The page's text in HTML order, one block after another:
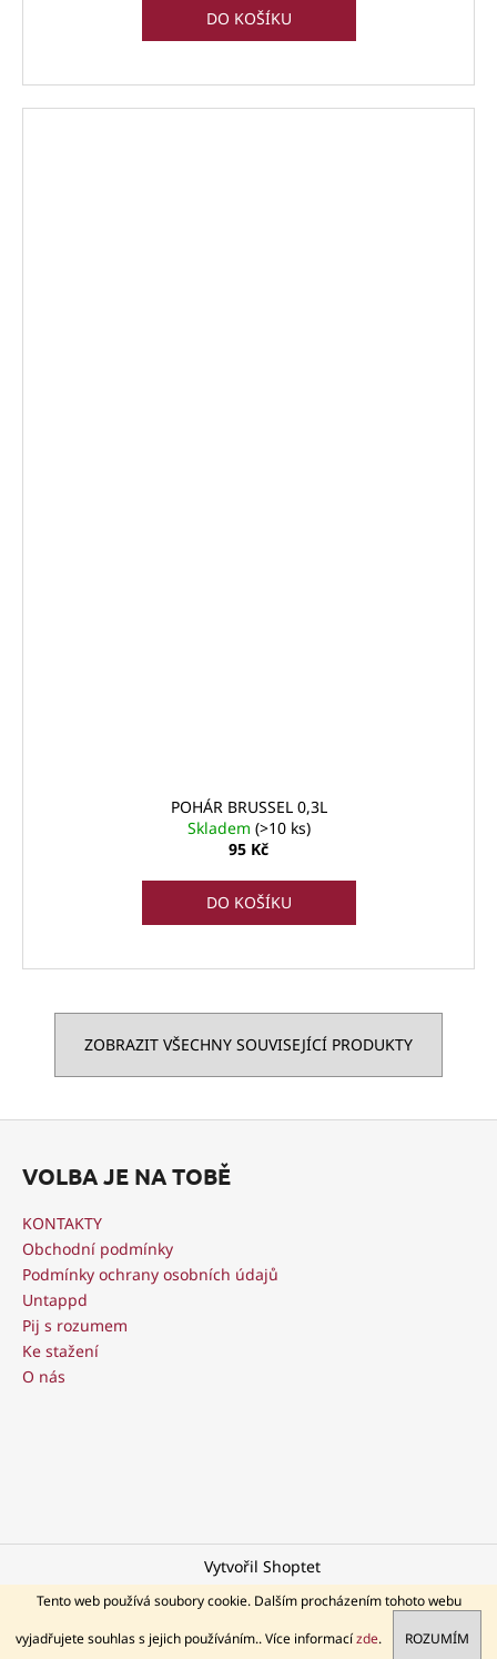
Tento web používá soubory cookie. Dalším procházením tohoto webu
vyjadřujete souhlas s jejich používáním.. Více informacízde. ROZUMÍM
DO KOŠÍKU
POHÁR BRUSSEL 0,3L
Skladem (>10 ks)
95 Kč
DO KOŠÍKU
ZOBRAZIT VŠECHNY SOUVISEJÍCÍ PRODUKTY
VOLBA JE NA TOBĚ
KONTAKTY
Obchodní podmínky
Podmínky ochrany osobních údajů
Untappd
Pij s rozumem
Ke stažení
O nás
Vytvořil Shoptet
Copyright 2026 Akciový pivovar Libertas. Všechna práva